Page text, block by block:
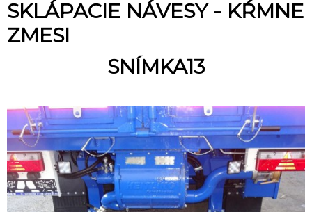
SKLÁPACIE NÁVESY - KŔMNE
ZMESI
SNÍMKA13